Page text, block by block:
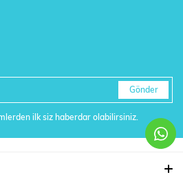
Gönder
ilk siz haberdar olabilirsiniz.